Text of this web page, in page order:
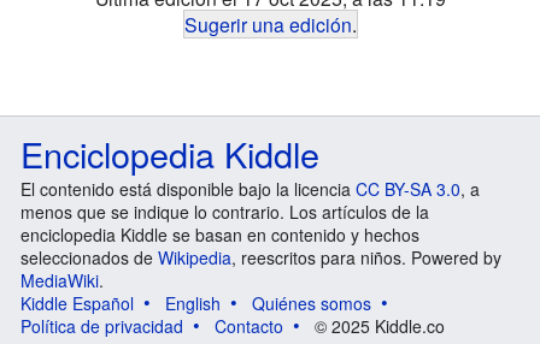
Sugerir una edición.
Enciclopedia Kiddle
El contenido está disponible bajo la licencia CC BY-SA 3.0, a
menos que se indique lo contrario. Los artículos de la
enciclopedia Kiddle se basan en contenido y hechos
seleccionados de Wikipedia, reescritos para niños. Powered by
MediaWiki.
Kiddle Español
English
Quiénes somos
Política de privacidad
Contacto © 2025 Kiddle.co